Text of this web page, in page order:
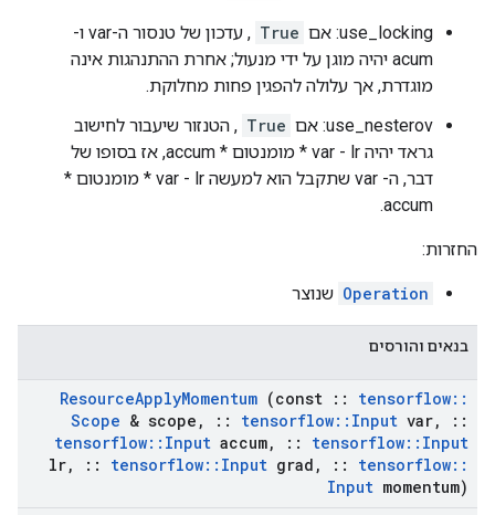
use_locking: אם True
, עדכון של טנסור ה-var ו-
acum יהיה מוגן על ידי מנעול; אחרת ההתנהגות אינה
מוגדרת, אך עלולה להפגין פחות מחלוקת.
use_nesterov: אם
True , הטנזור שיעבור לחישוב
גראד יהיה var - lr * מומנטום * accum, אז בסופו של
דבר, ה- var שתקבל הוא למעשה var - lr * מומנטום *
accum.
החזרות:
Operation שנוצר
בנאים והורסים
ResourceApplyMomentum (const :: tensorflow::
Scope & scope , :: tensorflow:: Input var,
::
tensorflow:: Input accum, :: tensorflow:: Input
lr, :: tensorflow:: Input grad , :: tensorflow::
Input momentum)